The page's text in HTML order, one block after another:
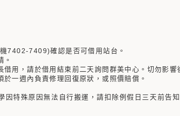
7402-7409)確認是否可借用站台。
。
用，請於借用結束前二天詢問群美中心。切勿影響
一週內負責修理回復原狀，或照價賠償。
特殊原因無法自行搬運，請扣除例假日三天前告